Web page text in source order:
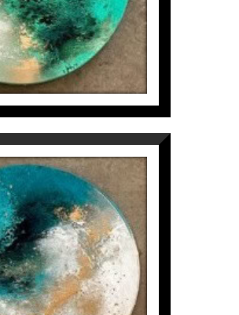
IN CIRCLE
(4/6)
Fortuny
300€